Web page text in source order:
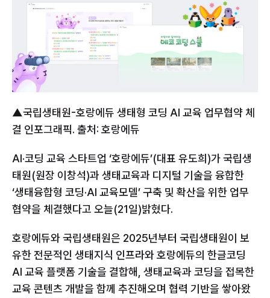
▲국립생태원-호랑에듀 생태형 코딩 AI 교육 업무협약 체
결 인포그래픽. 출처: 호랑에듀
AI·코딩 교육 스타트업 ‘호랑에듀’(대표 유도희)가 국립생
태원(원장 이창석)과 생태교육과 디지털 기술을 융합한
‘생태융합형 코딩·AI 교육모델’ 구축 및 확산을 위한 업무
협약을 체결했다고 오늘(21일)밝혔다.
호랑에듀와 국립생태원은 2025년부터 국립생태원이 보
유한 전문적인 생태지식 인프라와 호랑에듀의 한글코딩
AI 교육 플랫폼 기술을 결합해, 생태교육과 코딩을 접목한
교육 콘텐츠 개발을 함께 추진해오며 협력 기반을 쌓아왔